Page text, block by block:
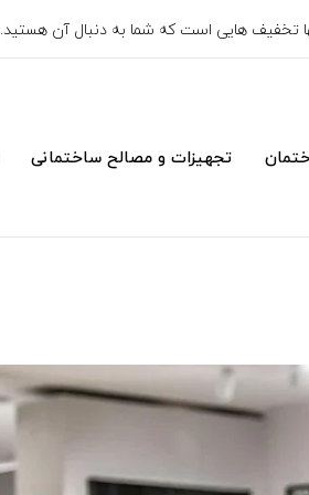
تخفیف هایی است که شما به دنبال آن هستید.
تجهیزات و مصالح ساختمانی